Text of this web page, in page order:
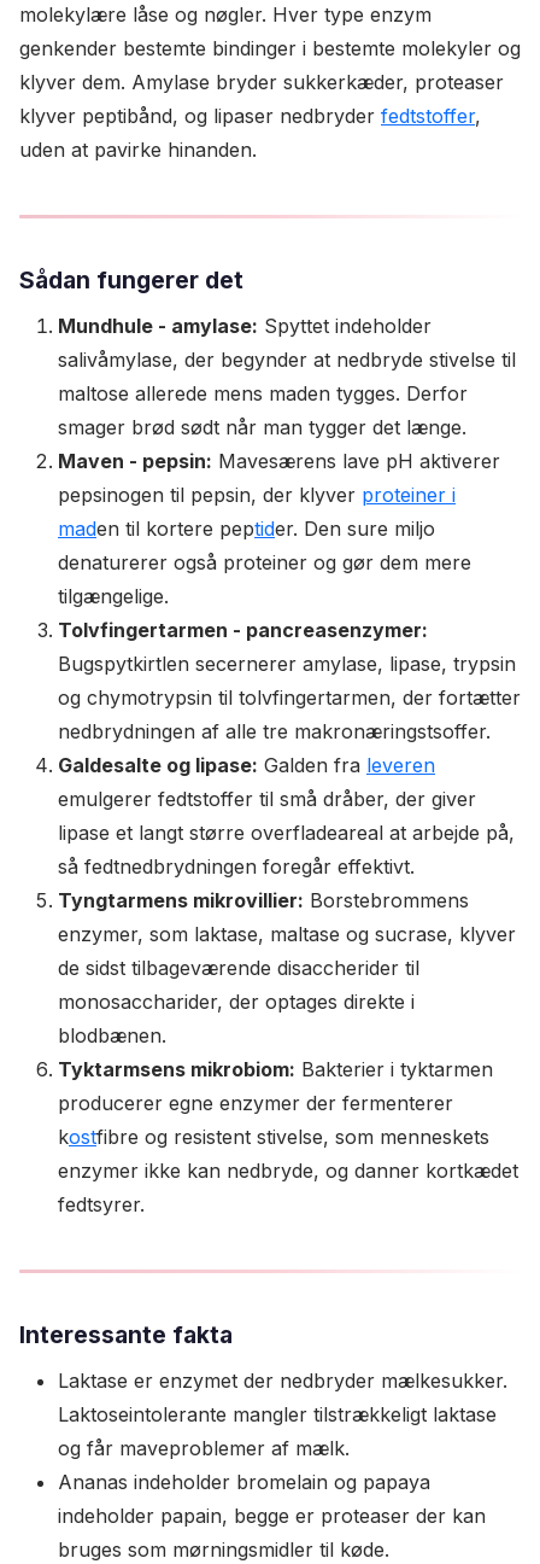
molekylære låse og nøgler. Hver type enzym
genkender bestemte bindinger i bestemte molekyler og
klyver dem. Amylase bryder sukkerkæder, proteaser
klyver peptibånd, og lipaser nedbryder fedtstoffer,
uden at pavirke hinanden.
Sådan fungerer det
Mundhule - amylase: Spyttet indeholder
salivåmylase, der begynder at nedbryde stivelse til
maltose allerede mens maden tygges. Derfor
smager brød sødt når man tygger det længe.
Maven - pepsin: Mavesærens lave pH aktiverer
pepsinogen til pepsin, der klyver proteiner i
maden til kortere peptider. Den sure miljo
denaturerer også proteiner og gør dem mere
tilgængelige.
Tolvfingertarmen - pancreasenzymer:
Bugspytkirtlen secernerer amylase, lipase, trypsin
og chymotrypsin til tolvfingertarmen, der fortætter
nedbrydningen af alle tre makronæringstsoffer.
Galdesalte og lipase: Galden fra leveren
emulgerer fedtstoffer til små dråber, der giver
lipase et langt større overfladeareal at arbejde på,
så fedtnedbrydningen foregår effektivt.
Tyngtarmens mikrovillier: Borstebrommens
enzymer, som laktase, maltase og sucrase, klyver
de sidst tilbageværende disaccherider til
monosaccharider, der optages direkte i
blodbænen.
Tyktarmsens mikrobiom: Bakterier i tyktarmen
producerer egne enzymer der fermenterer
kostfibre og resistent stivelse, som menneskets
enzymer ikke kan nedbryde, og danner kortkædet
fedtsyrer.
Interessante fakta
Laktase er enzymet der nedbryder mælkesukker.
Laktoseintolerante mangler tilstrækkeligt laktase
og får maveproblemer af mælk.
Ananas indeholder bromelain og papaya
indeholder papain, begge er proteaser der kan
bruges som mørningsmidler til køde.